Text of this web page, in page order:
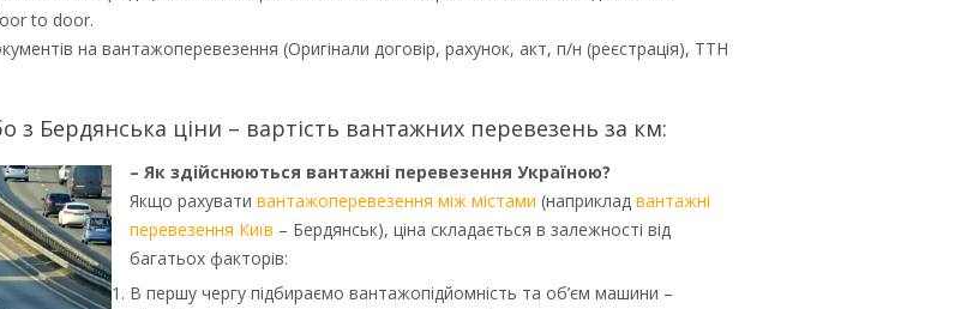
to door.
на вантажоперевезення (Оригінали договір, рахунок, акт, п/н (реєстрація), ТТН
з Бердянська ціни – вартість вантажних перевезень за км:
– Як здійснюються вантажні перевезення Україною?
Якщо рахувати вантажоперевезення між містами (наприклад вантажні
перевезення Київ – Бердянськ), ціна складається в залежності від
багатьох факторів:
В першу чергу підбираємо вантажопідйомність та об’єм машини –